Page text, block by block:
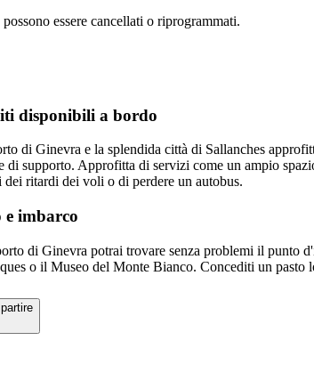
essere cancellati o riprogrammati.
disponibili a bordo
di Ginevra e la splendida città di Sallanches
di supporto. Approfitta di servizi come un ampio
dei ritardi dei voli o di perdere un autobus.
imbarco
di Ginevra potrai trovare senza problemi il punto
o il Museo del Monte Bianco. Concediti un